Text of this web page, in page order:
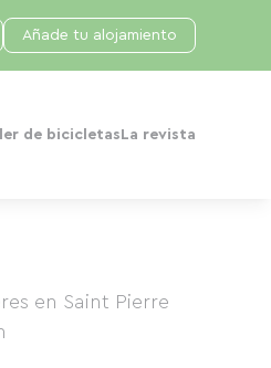
de bicicletas La revista
Añade tu alojamiento